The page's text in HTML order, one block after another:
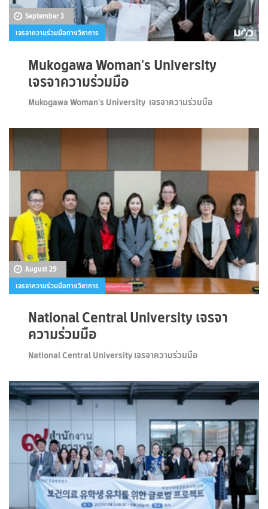
September 3
เจรจาความร่วมมือทางวิชาการ
Mukogawa Woman's University
เจรจาความร่วมมือ
Mukogawa Woman's University เจรจาความร่วมมือ
August 29
เจรจาความร่วมมือทางวิชาการ
National Central University เจรจา
ความร่วมมือ
National Central University เจรจาความร่วมมือ